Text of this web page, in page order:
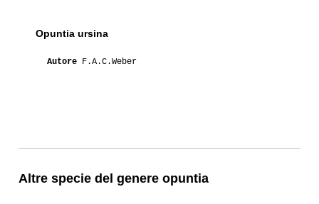
Opuntia ursina
Autore F.A.C.Weber
Altre specie del genere opuntia